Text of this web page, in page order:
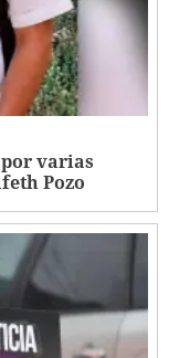
varias
Pozo